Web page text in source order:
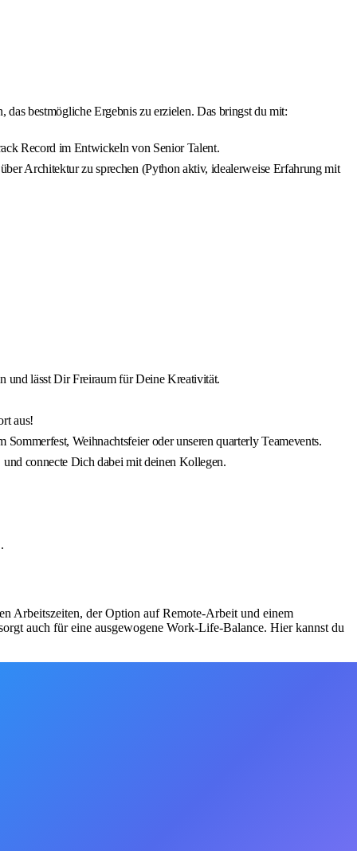
bestmögliche Ergebnis zu erzielen. Das bringst du mit:
Record im Entwickeln von Senior Talent.
Architektur zu sprechen (Python aktiv, idealerweise Erfahrung mit
und lässt Dir Freiraum für Deine Kreativität.
aus!
Weihnachtsfeier oder unseren quarterly Teamevents.
connecte Dich dabei mit deinen Kollegen.
Arbeitszeiten, der Option auf Remote-Arbeit und einem
auch für eine ausgewogene Work-Life-Balance. Hier kannst du